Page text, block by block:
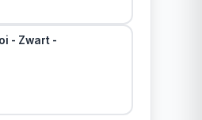
- Zwart -